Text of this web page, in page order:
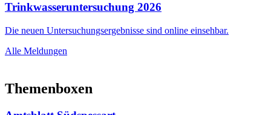
Trinkwasseruntersuchung 2026
Die neuen Untersuchungsergebnisse sind online einsehbar.
Alle Meldungen
Themenboxen